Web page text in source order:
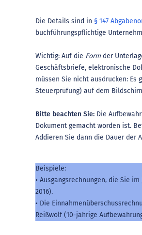
Die Details sind in § 147
buchführungspflichtige
Wichtig: Auf die Form der
Geschäftsbriefe, elektronische
müssen Sie nicht ausdrucken:
Steuerprüfung) auf dem
Bitte beachten Sie: Die
Dokument gemacht worden ist.
Addieren Sie dann die Dauer der
Beispiele:
• Ausgangsrechnungen, die Sie
2016).
• Die
Reißwolf (10-jährige